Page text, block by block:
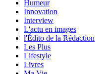
Humeur
Innovation
Interview
L'actu en images
l'Édito de la Rédaction
Les Plus
Lifestyle
Livres